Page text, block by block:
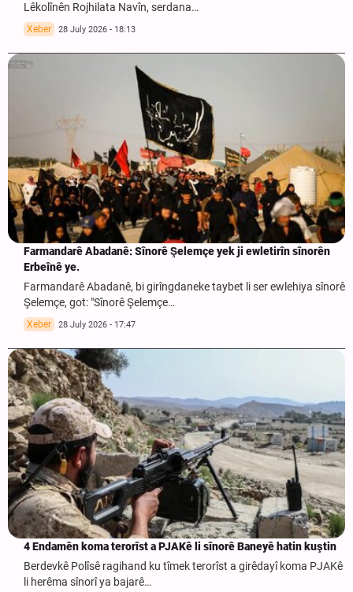
Lêkolînên Rojhilata Navîn, serdana…
Xeber 28 July 2026 - 18:13
Farmandarê Abadanê: Sînorê Şelemçe yek ji ewletirîn sînorên
Erbeînê ye.
Farmandarê Abadanê, bi girîngdaneke taybet li ser ewlehiya sînorê
Şelemçe, got: "Sînorê Şelemçe…
Xeber 28 July 2026 - 17:47
4 Endamên koma terorîst a PJAKê li sînorê Baneyê hatin kuştin
Berdevkê Polîsê ragihand ku tîmek terorîst a girêdayî koma PJAKê
li herêma sînorî ya bajarê…